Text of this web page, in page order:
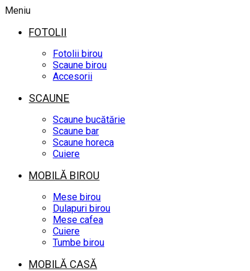
Meniu
FOTOLII
Fotolii birou
Scaune birou
Accesorii
SCAUNE
Scaune bucătărie
Scaune bar
Scaune horeca
Cuiere
MOBILĂ BIROU
Mese birou
Dulapuri birou
Mese cafea
Cuiere
Tumbe birou
MOBILĂ CASĂ